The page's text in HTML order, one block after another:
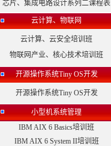
芯片、集成电路设计系列二课程表
云计算、物联网
云计算、云安全培训班
物联网产业、核心技术培训班
开源操作系统Tiny OS开发
开源操作系统Tiny OS开发
小型机系统管理
IBM AIX 6 Basics培训班
IBM AIX 6 System II培训班